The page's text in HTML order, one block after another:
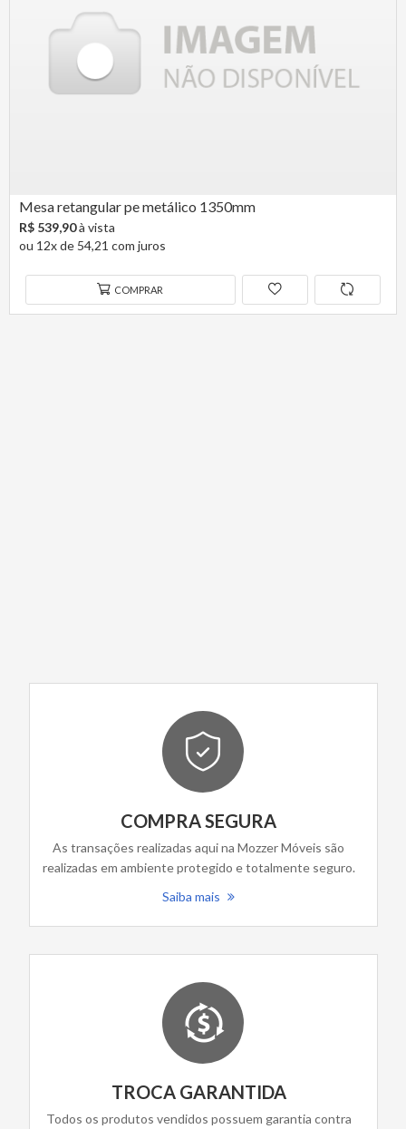
Mesa retangular pe metálico 1350mm
R$ 539,90à vista
ou 12x de 54,21 com juros
COMPRAR
COMPRA SEGURA
As transações realizadas aqui na Mozzer Móveis são
realizadas em ambiente protegido e totalmente seguro.
Saiba mais
TROCA GARANTIDA
Todos os produtos vendidos possuem garantia contra